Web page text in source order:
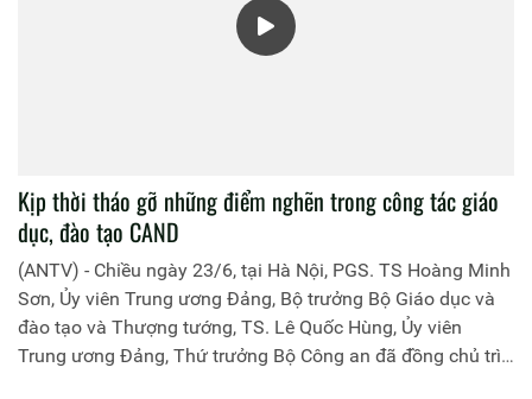
Kịp thời tháo gỡ những điểm nghẽn trong công tác giáo
dục, đào tạo CAND
(ANTV) - Chiều ngày 23/6, tại Hà Nội, PGS. TS Hoàng Minh
Sơn, Ủy viên Trung ương Đảng, Bộ trưởng Bộ Giáo dục và
đào tạo và Thượng tướng, TS. Lê Quốc Hùng, Ủy viên
Trung ương Đảng, Thứ trưởng Bộ Công an đã đồng chủ trì